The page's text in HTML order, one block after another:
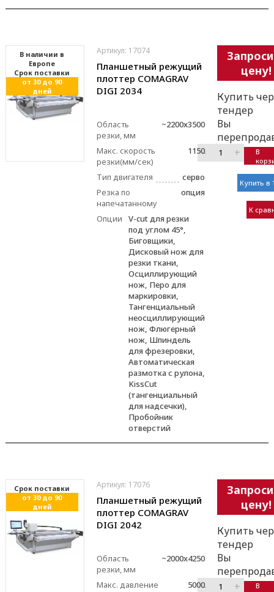
В наличии в
Европе
Cрок поставки
от 30 до 90
дней
Артикул: 17074
Планшетный режущий
плоттер COMAGRAV
DIGI 2034
Область
резки, мм
~2200х3500
Макс. скорость
резки(мм/сек)
1150
Тип двигателя
серво
Резка по
напечатанному
опция
Опции
V-cut для резки
под углом 45°,
Биговщики,
Дисковый нож для
резки ткани,
Осциллирующий
нож, Перо для
маркировки,
Тангенциальный
неосциллирующий
нож, Флюгерный
нож, Шпиндель
для фрезеровки,
Автоматическая
размотка с рулона,
KissCut
(тангенциальный
для надсечки),
Пробойник
отверстий
цену!
Купить
тендер
Вы
–
+
В
Купить в
К
Cрок поставки
от 30 до 90
дней
Артикул: 17076
Планшетный режущий
плоттер COMAGRAV
DIGI 2042
Область
резки, мм
~2000x4250
Макс. давление
5000
цену!
Купить
тендер
Вы
–
+
В